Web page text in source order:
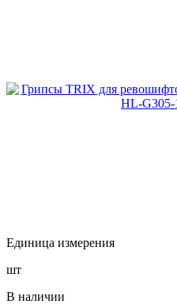
Единица измерения
шт
В наличии